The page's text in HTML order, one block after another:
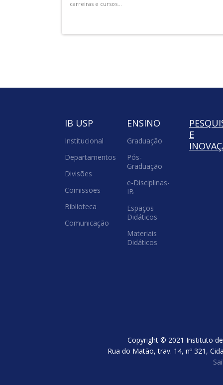
IB USP
Institucional
Departamentos
Divisões
Comissões
Biblioteca
Comunicação
ENSINO
Graduação
Pós-
Graduação
e-Disciplinas-
IB
Espaços
Didáticos
Materiais
Didáticos
E
Copyright © 2021 Instituto
Rua do Matão, trav. 14, nº 321,